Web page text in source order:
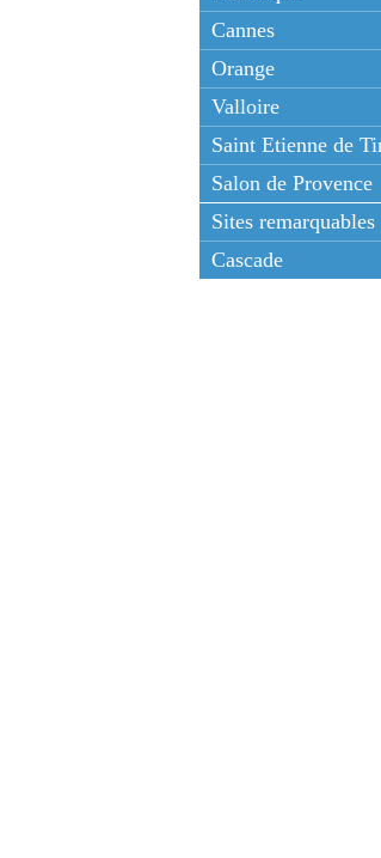
Cannes
Orange
Valloire
Saint Etienne de
Salon de Provence
Sites remarquables
Cascade